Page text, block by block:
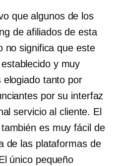
que algunos de los
de afiliados de esta
no significa que este
establecidoy muy
elogiado tanto por
por su interfaz
servicio al cliente. El
es muy fácil de
de las plataformas de
único pequeño